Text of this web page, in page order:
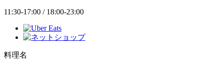
11:30-17:00 / 18:00-23:00
料理名